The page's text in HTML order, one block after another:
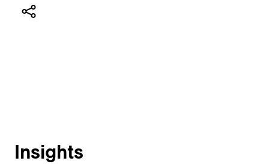
Insights